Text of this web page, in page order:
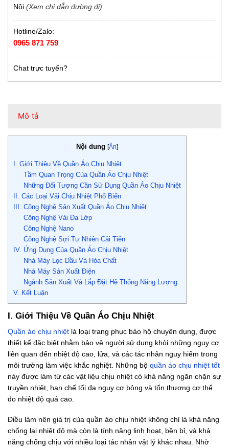
Nội (Xem chỉ dẫn đường đi)
Hotline/Zalo:
0965 871 759
Chat trực tuyến?
Mô tả
Nội dung [Ẩn]
I. Giới Thiệu Về Quần Áo Chịu Nhiệt
Tầm Quan Trọng Của Quần Áo Chịu Nhiệt
Những Đối Tượng Cần Sử Dụng Quần Áo Chịu Nhiệt
II. Các Loại Vải Chịu Nhiệt Phổ Biến
III. Công Nghệ Sản Xuất Quần Áo Chịu Nhiệt
Công Nghệ Vải Đa Lớp
Công Nghệ Nano
Công Nghệ Sợi Tự Nhiên Cải Tiến
IV. Ứng Dụng Của Quần Áo Chịu Nhiệt
Nhà Máy Lọc Dầu Và Hóa Chất
Nhà Máy Sản Xuất Điện
Ngành Sản Xuất Và Lắp Đặt Hệ Thống Năng Lượng
V. Kết Luận
I. Giới Thiệu Về Quần Áo Chịu Nhiệt
Quần áo chịu nhiệt là loại trang phục bảo hộ chuyên dụng, được
thiết kế đặc biệt nhằm bảo vệ người sử dụng khỏi những nguy cơ
liên quan đến nhiệt độ cao, lửa, và các tác nhân nguy hiểm trong
môi trường làm việc khắc nghiệt. Những bộ quần áo chịu nhiệt tốt
này được làm từ các vật liệu chịu nhiệt có khả năng ngăn chặn sự
truyền nhiệt, hạn chế tối đa nguy cơ bỏng và tổn thương cơ thể
do nhiệt độ quá cao.
Điều làm nên giá trị của quần áo chịu nhiệt không chỉ là khả năng
chống lại nhiệt độ mà còn là tính năng linh hoạt, bền bỉ, và khả
năng chống chịu với nhiều loại tác nhân vật lý khác nhau. Nhờ